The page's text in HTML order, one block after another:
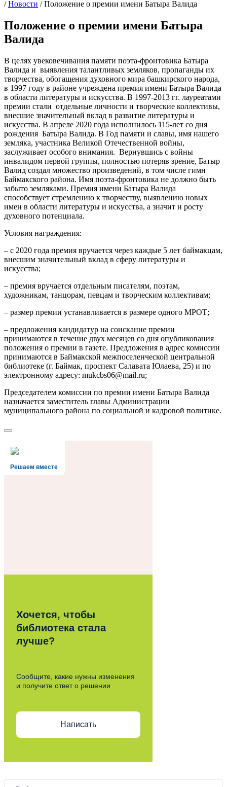
/Новости /Положение о премии имени Батыра Валида
Положение о премии имени Батыра
Валида
В целях увековечивания памяти поэта-фронтовика Батыра
Валида и выявления талантливых земляков, пропаганды их
творчества, обогащения духовного мира башкирского народа,
в 1997 году в районе учреждена премия имени Батыра Валида
в области литературы и искусства. В 1997-2013 гг. лауреатами
премии стали отдельные личности и творческие коллективы,
внесшие значительный вклад в развитие литературы и
искусства. В апреле 2020 года исполнилось 115-лет со дня
рождения Батыра Валида. В Год памяти и славы, имя нашего
земляка, участника Великой Отечественной войны,
заслуживает особого внимания. Вернувшись с войны
инвалидом первой группы, полностью потеряв зрение, Батыр
Валид создал множество произведений, в том числе гимн
Баймакского района. Имя поэта-фронтовика не должно быть
забыто земляками. Премия имени Батыра Валида
способствует стремлению к творчеству, выявлению новых
имен в области литературы и искусства, а значит и росту
духовного потенциала.
Условия награждения:
– с 2020 года премия вручается через каждые 5 лет баймакцам,
внесшим значительный вклад в сферу литературы и
искусства;
– премия вручается отдельным писателям, поэтам,
художникам, танцорам, певцам и творческим коллективам;
– размер премии устанавливается в размере одного МРОТ;
– предложения кандидатур на соискание премии
принимаются в течение двух месяцев со дня опубликования
положения о премии в газете. Предложения в адрес комиссии
принимаются в Баймакской межпоселенческой центральной
библиотеке (г. Баймак, проспект Салавата Юлаева, 25) и по
электронному адресу: mukcbs06@mail.ru;
Председателем комиссии по премии имени Батыра Валида
назначается заместитель главы Администрации
муниципального района по социальной и кадровой политике.
Решаем вместе
Хочется, чтобы
библиотека стала
лучше?
Сообщите, какие нужны изменения
и получите ответ о решении
Написать